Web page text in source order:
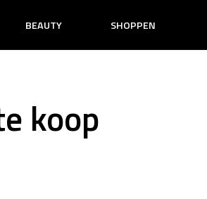
BEAUTY SHOPPEN
koop